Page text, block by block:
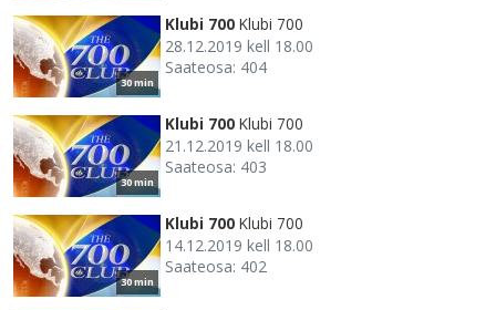
30 min
Klubi 700 Klubi 700
28.12.2019 kell 18.00
Saateosa: 404
30 min
Klubi 700 Klubi 700
21.12.2019 kell 18.00
Saateosa: 403
30 min
Klubi 700 Klubi 700
14.12.2019 kell 18.00
Saateosa: 402